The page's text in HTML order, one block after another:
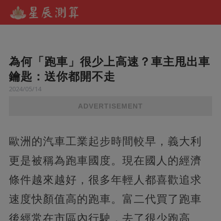
為何「跑車」很少上高速？車主甩出車
鑰匙：送你都開不走
2024/05/14
ADVERTISEMENT
歐洲的汽車工業起步時間較早，義大利
更是被稱為跑車國度。現在國人的經濟
條件越來越好，很多年輕人都喜歡追求
速度快顏值高的跑車。富二代買了跑車
後經常在市區內行駛，去了很少跑高